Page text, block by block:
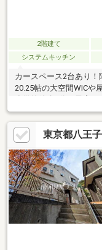
2階建て
システムキッチン
カースペース2台あり
20.25帖の大空間WICや
容 浴室交換 トイレ
ン交換 給湯器交換
東京都八王